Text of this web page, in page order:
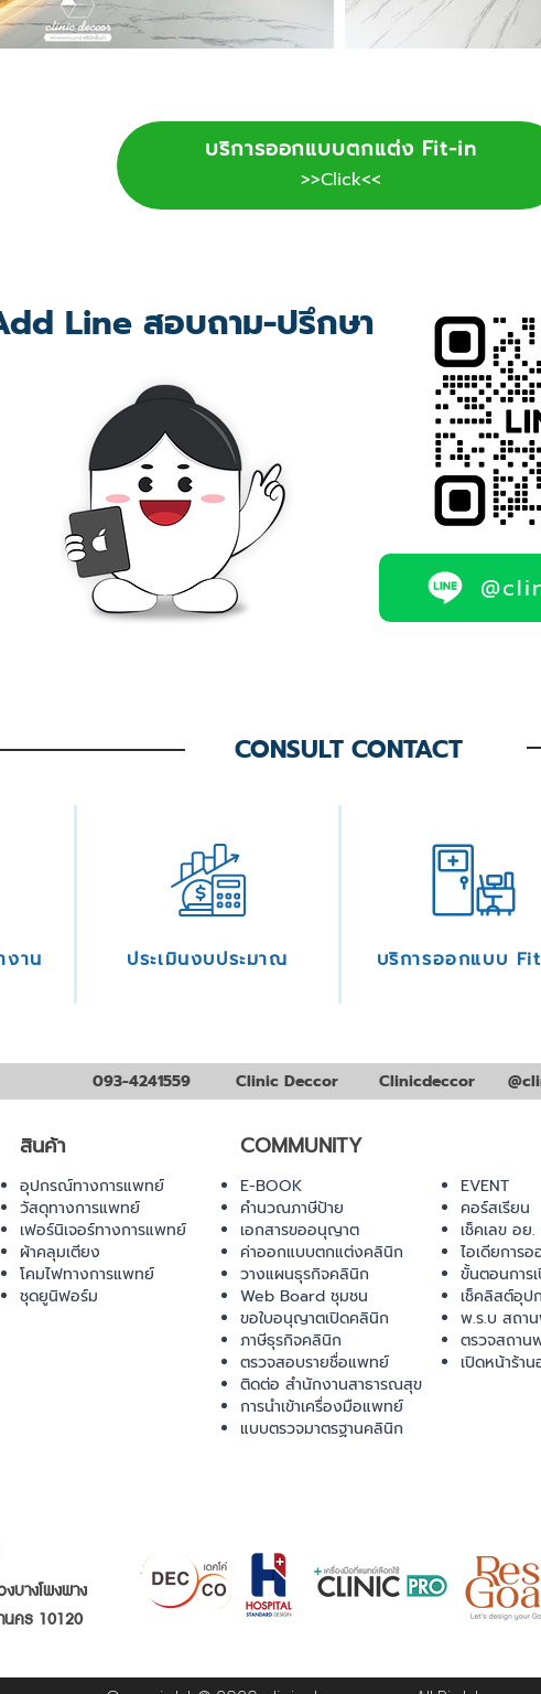
บริการออกแบบตกแต่ง Fit-in
>>Click<<
Line สอบถาม-ปรึกษา
CONSULT CONTACT
งาน ประเมินงบประมาณ บริการออกแบบ
093-4241559 Clinic Deccor Clinicdeccor
สินค้า
อุปกรณ์ทางการแพทย์
วัสดุทางการแพทย์
เฟอร์นิเจอร์ทางการแพทย์
ผ้าคลุมเตียง
โคมไฟทางการแพทย์
ชุดยูนิฟอร์ม
COMMUNITY
E-BOOK
คำนวณภาษีป้าย
เอกสารขออนุญาต
ค่าออกแบบตกแต่งคลินิก
วางแผนธุรกิจคลินิก
Web Board ชุมชน
ขอใบอนุญาตเปิดคลินิก
ภาษีธุรกิจคลินิก
ตรวจสอบรายชื่อแพทย์
ติดต่อ สำนักงานสาธารณสุข
การนำเข้าเครื่องมือแพทย์
แบบตรวจมาตรฐานคลินิก
บางโพงพาง
นคร 10120
EVENT
คอร์สเรียน
เช็คเลข อ
ไอเดียการ
ขั้นตอนการ
เช็คลิสต์อุ
พ.ร.บ สถา
ตรวจสถาน
เปิดหน้าร้า